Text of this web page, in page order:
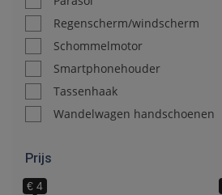
Regenscherm/windscherm
Schommelmotor
Smartphonehouder
Tassenhaak
Wandelwagen handschoenen
Prijs
€ 4